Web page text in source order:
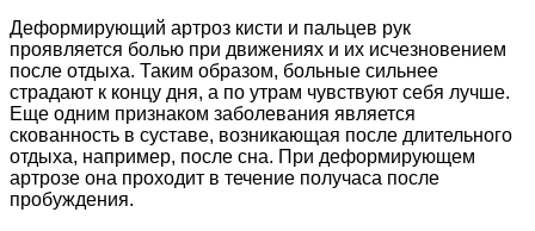
Деформирующий артроз кисти и пальцев рук
проявляется болью при движениях и их исчезновением
после отдыха. Таким образом, больные сильнее
страдают к концу дня, а по утрам чувствуют себя лучше.
Еще одним признаком заболевания является
скованность в суставе, возникающая после длительного
отдыха, например, после сна. При деформирующем
артрозе она проходит в течение получаса после
пробуждения.